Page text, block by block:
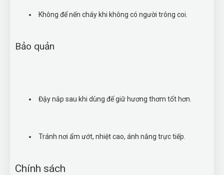
Không để nến cháy khi không có người trông coi.
Bảo quản
Đậy nắp sau khi dùng để giữ hương thơm tốt hơn.
Tránh nơi ẩm ướt, nhiệt cao, ánh nắng trực tiếp.
Chính sách